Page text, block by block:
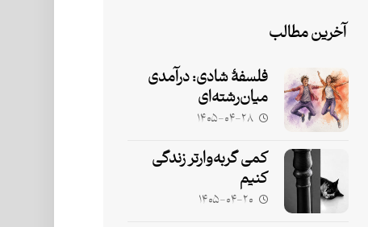
آخرین مطالب
فلسفۀ شادی: درآمدی
میان‌رشته‌ای
۱۴۰۵-۰۴-۲۸
کمی گربه‌وارتر زندگی
کنیم
۱۴۰۵-۰۴-۲۰